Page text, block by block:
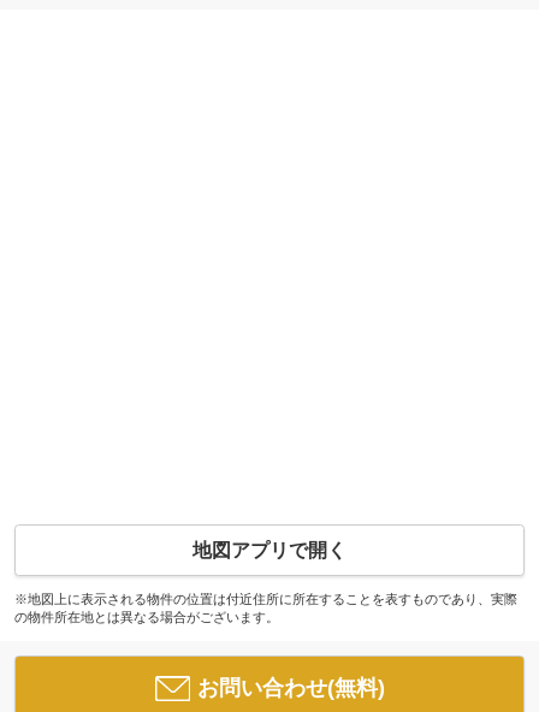
地図アプリで開く
※地図上に表示される物件の位置は付近住所に所在することを表すものであり、実際
の物件所在地とは異なる場合がございます。
お問い合わせ(無料)